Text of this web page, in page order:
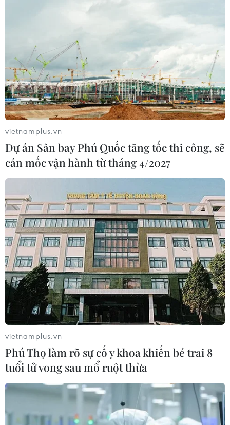
vietnamplus.vn
Dự án Sân bay Phú Quốc tăng tốc thi công, sẽ
cán mốc vận hành từ tháng 4/2027
vietnamplus.vn
Phú Thọ làm rõ sự cố y khoa khiến bé trai 8
tuổi tử vong sau mổ ruột thừa